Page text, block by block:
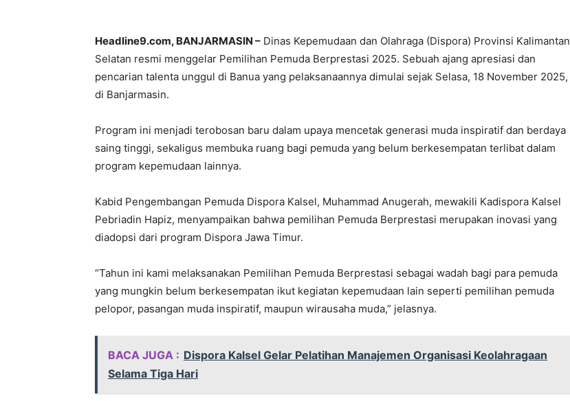
Headline9.com, BANJARMASIN – Dinas Kepemudaan dan Olahraga (Dispora) Provinsi Kalimantan
Selatan resmi menggelar Pemilihan Pemuda Berprestasi 2025. Sebuah ajang apresiasi dan
pencarian talenta unggul di Banua yang pelaksanaannya dimulai sejak Selasa, 18 November 2025,
di Banjarmasin.
Program ini menjadi terobosan baru dalam upaya mencetak generasi muda inspiratif dan berdaya
saing tinggi, sekaligus membuka ruang bagi pemuda yang belum berkesempatan terlibat dalam
program kepemudaan lainnya.
Kabid Pengembangan Pemuda Dispora Kalsel, Muhammad Anugerah, mewakili Kadispora Kalsel
Pebriadin Hapiz, menyampaikan bahwa pemilihan Pemuda Berprestasi merupakan inovasi yang
diadopsi dari program Dispora Jawa Timur.
“Tahun ini kami melaksanakan Pemilihan Pemuda Berprestasi sebagai wadah bagi para pemuda
yang mungkin belum berkesempatan ikut kegiatan kepemudaan lain seperti pemilihan pemuda
pelopor, pasangan muda inspiratif, maupun wirausaha muda,” jelasnya.
BACA JUGA : Dispora Kalsel Gelar Pelatihan Manajemen Organisasi Keolahragaan
Selama Tiga Hari